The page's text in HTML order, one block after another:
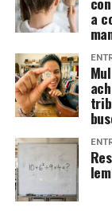
a